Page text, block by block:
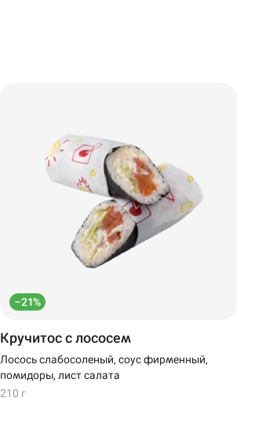
–21%
Кручитос с лососем
Лосось слабосоленый, соус фирменный,
помидоры, лист салата
210 г